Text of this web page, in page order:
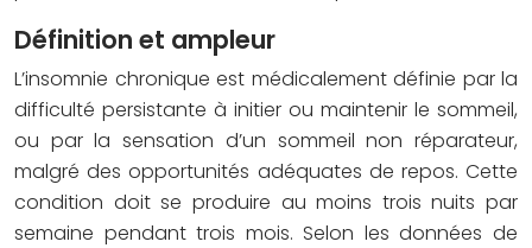
Définition et ampleur
L’insomnie chronique est médicalement définie par la
difficulté persistante à initier ou maintenir le sommeil,
ou par la sensation d’un sommeil non réparateur,
malgré des opportunités adéquates de repos. Cette
condition doit se produire au moins trois nuits par
semaine pendant trois mois. Selon les données de